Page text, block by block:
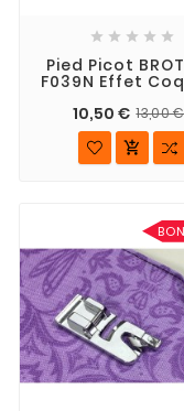
    
Pied Picot
F039N Effet
10,50 € 13,00 €
